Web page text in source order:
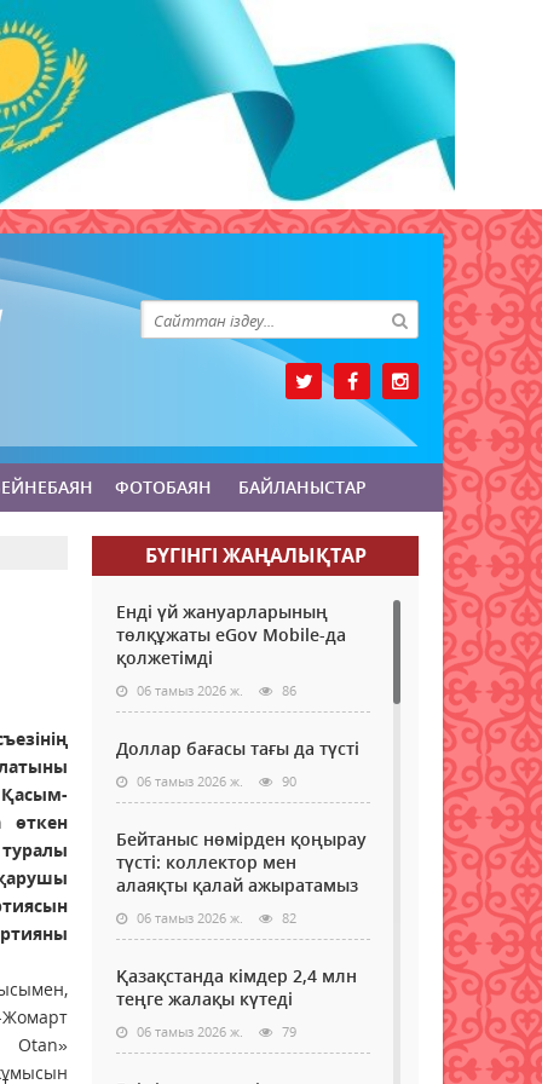
ФОТОБАЯН БАЙЛАНЫСТАР
Қасым-
өткен
БҮГІНГI ЖАҢАЛЫҚТАР
Енді үй жануарларының
төлқұжаты eGov Mobile-да
қолжетімді
06 тамыз 2026 ж. 86
Доллар бағасы тағы да түсті
06 тамыз 2026 ж. 90
Бейтаныс нөмірден қоңырау
түсті: коллектор мен
алаяқты қалай ажыратамыз
06 тамыз 2026 ж. 82
Қазақстанда кімдер 2,4 млн
теңге жалақы күтеді
06 тамыз 2026 ж. 79